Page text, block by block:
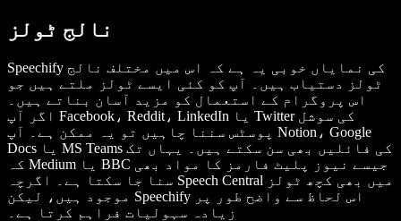
نالج ٹولز
Speechify کی نمایاں خوبی یہ ہے کہ اس میں مختلف نالج
ٹولز دستیاب ہیں۔ آپ کو کئی ایسے ٹولز ملتے ہیں جو
اس پروگرام کے استعمال کو مزید آسان بناتے ہیں۔
اگر آپ Facebook، Reddit، LinkedIn یا Twitter کی سوشل
پوسٹس سننا چاہیں تو یہ ممکن ہے۔ آپ Notion، Google
Docs یا MS Teams کی فائلیں بھی سن سکتے ہیں۔ یہاں تک
کہ Medium یا BBC جیسے نیوز پلیٹ فارمز کا مواد بھی
سنا جا سکتا ہے۔ اگرچہ Speech Central میں بھی کچھ ٹولز
موجود ہیں، لیکن Speechify اس لحاظ سے واضح طور پر
زیادہ سہولیات فراہم کرتا ہے۔